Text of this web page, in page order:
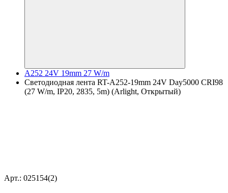
A252 24V 19mm 27 W/m
Светодиодная лента RT-A252-19mm 24V Day5000 CRI98
(27 W/m, IP20, 2835, 5m) (Arlight, Открытый)
Арт.: 025154(2)